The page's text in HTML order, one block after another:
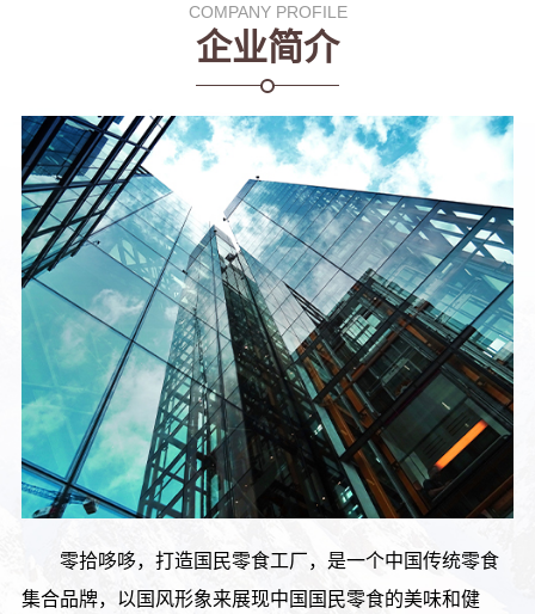
COMPANY PROFILE
企业简介
零拾哆哆，打造国民零食工厂，是一个中国传统零食
集合品牌，以国风形象来展现中国国民零食的美味和健